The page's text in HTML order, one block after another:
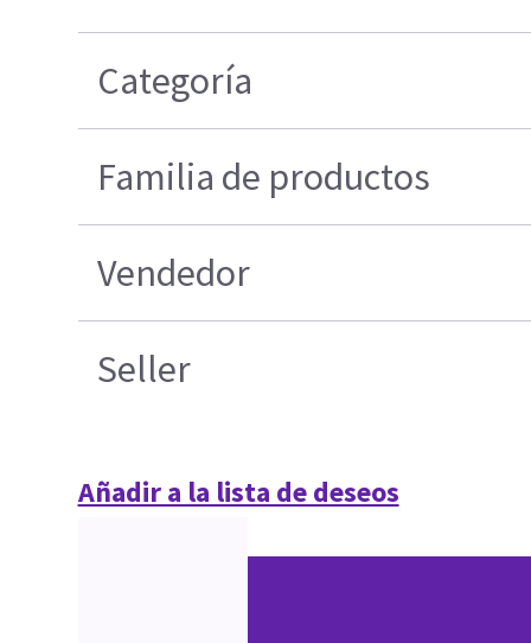
Categoría
Familia de productos
Vendedor
Seller
Añadir a la lista de deseos